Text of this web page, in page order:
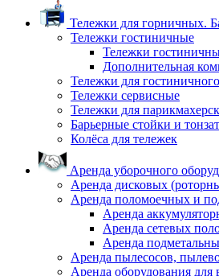
Тележки для горничных.
Тележки гостиничные
Тележки
Дополнительная
Тележки для
Тележки сервисные
Тележки для
Барьерные стойки и
Колёса для тележек
Аренда уборочного
Аренда дисковых
Аренда поломоечных и
Аренда
Аренда сетевых
Аренда
Аренда пылесосов,
Аренда оборудования